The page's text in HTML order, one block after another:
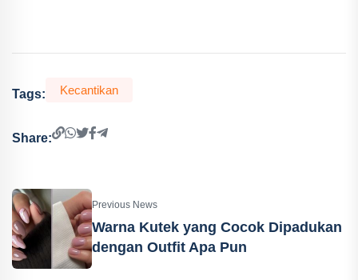
Tags: Kecantikan
Share:
Previous News
Warna Kutek yang Cocok Dipadukan
dengan Outfit Apa Pun